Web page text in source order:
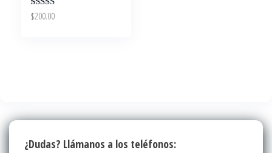
Valora
$200.00
¿Dudas? Llámanos a los teléfonos: